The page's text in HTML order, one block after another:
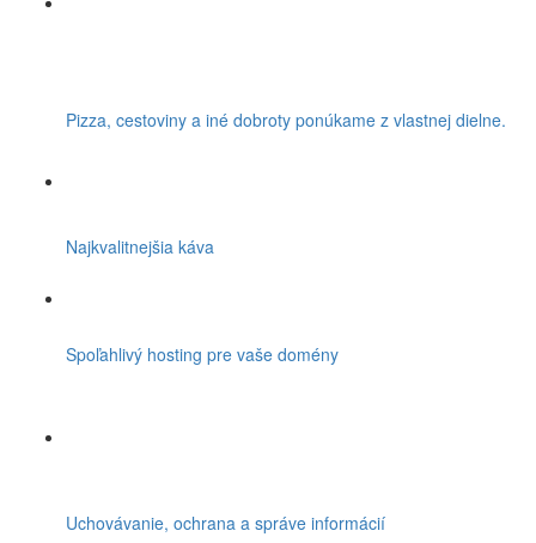
Pizza, cestoviny a iné dobroty ponúkame z vlastnej dielne.
Najkvalitnejšia káva
Spoľahlivý hosting pre vaše domény
Uchovávanie, ochrana a správe informácií